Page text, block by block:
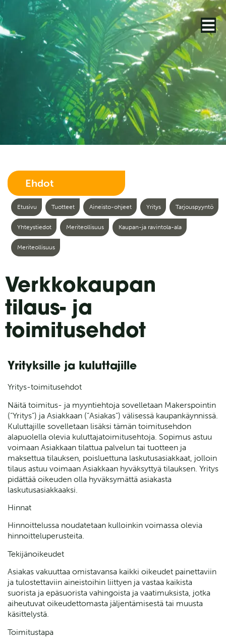
Ehdot
Etusivu Tuotteet Aineisto-ohjeet Yritys Tarjouspyyntö
Yhteystiedot Meriteollisuus Kaupan-ja ravintola-ala
Meriteollisuus
Verkkokaupan
tilaus- ja
toimitusehdot
Yrityksille ja kuluttajille
Yritys-toimitusehdot
Näitä toimitus- ja myyntiehtoja sovelletaan Makerspointin
(”Yritys”) ja Asiakkaan (”Asiakas”) välisessä kaupankäynnissä.
Kuluttajille sovelletaan lisäksi tämän toimitusehdon
alapuolella olevia kuluttajatoimitusehtoja. Sopimus astuu
voimaan Asiakkaan tilattua palvelun tai tuotteen ja
maksettua tilauksen, poisluettuna laskutusasiakkaat, jolloin
tilaus astuu voimaan Asiakkaan hyväksyttyä tilauksen. Yritys
pidättää oikeuden olla hyväksymättä asiakasta
laskutusasiakkaaksi.
Hinnat
Hinnoittelussa noudatetaan kulloinkin voimassa olevia
hinnoitteluperusteita.
Tekijänoikeudet
Asiakas vakuuttaa omistavansa kaikki oikeudet painettaviin
ja tulostettaviin aineistoihin liittyen ja vastaa kaikista
suorista ja epäsuorista vahingoista ja vaatimuksista, jotka
aiheutuvat oikeudettomasta jäljentämisestä tai muusta
käsittelystä.
Toimitustapa